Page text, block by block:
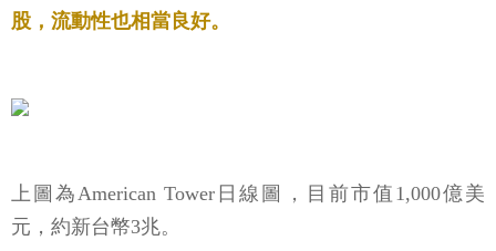
股，流動性也相當良好。
上圖為American Tower日線圖，目前市值1,000億美
元，約新台幣3兆。